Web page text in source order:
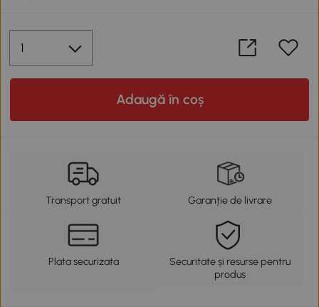
Adaugă în coș
Transport gratuit Garanție de livrare
Plata securizata
Securitate și resurse pentru
produs